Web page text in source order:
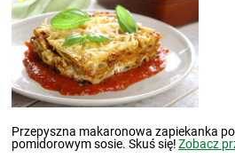
Przepyszna makaronowa zapiekanka
pomidorowym sosie. Skuś się!Zobacz